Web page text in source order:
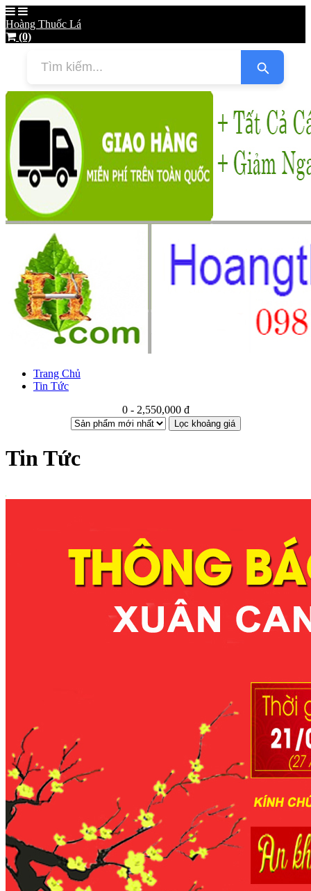
Hoàng Thuốc Lá
(0)
Trang Chủ
Tin Tức
0 - 2,550,000 đ
Lọc khoảng giá
Tin Tức